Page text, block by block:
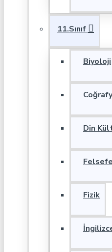
11.Sınıf
Biyoloji
Din
Felsefe
Fizik